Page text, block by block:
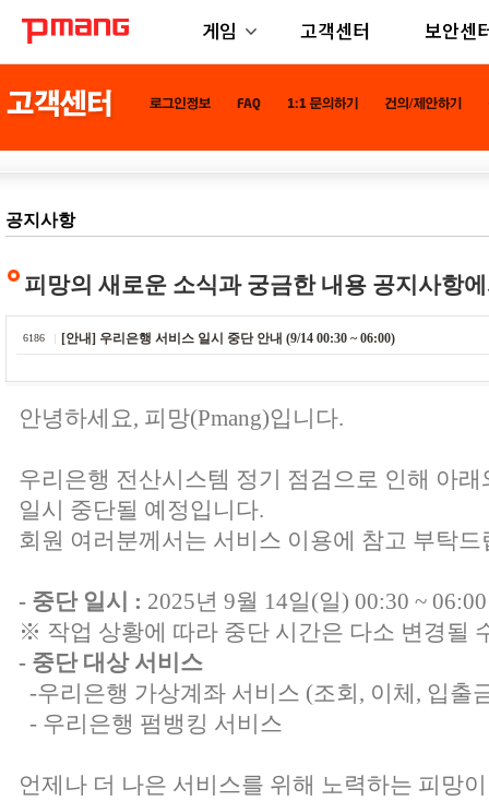
게임 고객센터 보안센
공지사항
피망의 새로운 소식과 궁금한 내용 공지사항
6186 [안내] 우리은행 서비스 일시 중단 안내 (9/14 00:30 ~ 06:00)
안녕하세요, 피망(Pmang)입니다.
우리은행 전산시스템 정기 점검으로 인해 아
일시 중단될 예정입니다.
회원 여러분께서는 서비스 이용에 참고 부탁드
- 중단 일시 : 2025년 9월 14일(일) 00:30 ~
※ 작업 상황에 따라 중단 시간은 다소 변경될
- 중단 대상 서비스
-우리은행 가상계좌 서비스 (조회, 이체, 입출
- 우리은행 펌뱅킹 서비스
언제나 더 나은 서비스를 위해 노력하는 피망